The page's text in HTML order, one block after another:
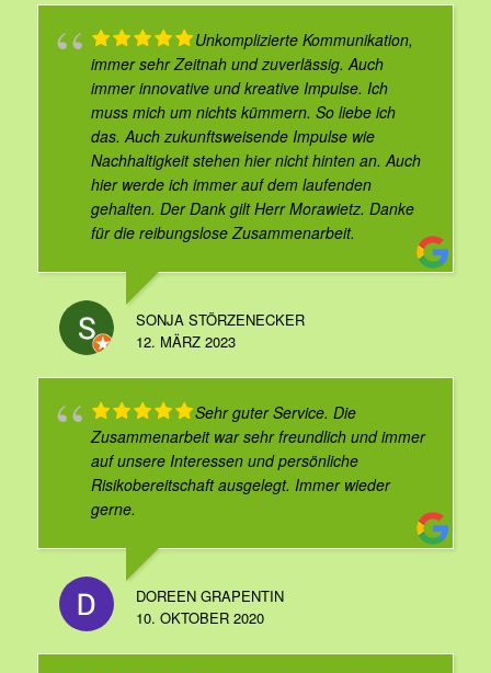
Unkomplizierte Kommunikation,
immer sehr Zeitnah und zuverlässig. Auch
immer innovative und kreative Impulse. Ich
muss mich um nichts kümmern. So liebe ich
das. Auch zukunftsweisende Impulse wie
Nachhaltigkeit stehen hier nicht hinten an. Auch
hier werde ich immer auf dem laufenden
gehalten. Der Dank gilt Herr Morawietz. Danke
für die reibungslose Zusammenarbeit.
SONJA STÖRZENECKER
12. MÄRZ 2023
Sehr guter Service. Die
Zusammenarbeit war sehr freundlich und immer
auf unsere Interessen und persönliche
Risikobereitschaft ausgelegt. Immer wieder
gerne.
DOREEN GRAPENTIN
10. OKTOBER 2020